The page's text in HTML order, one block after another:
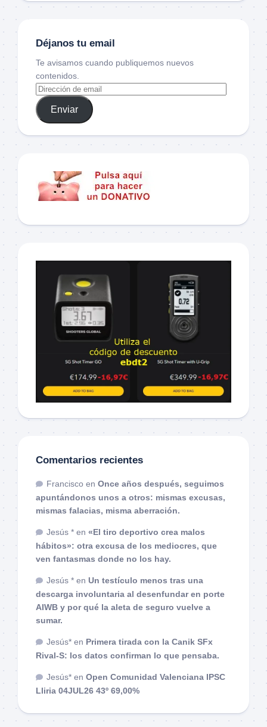
Déjanos tu email
Te avisamos cuando publiquemos nuevos
contenidos.
Enviar
Comentarios recientes
Francisco en Once años después, seguimos
apuntándonos unos a otros: mismas excusas,
mismas falacias, misma aberración.
Jesús * en «El tiro deportivo crea malos
hábitos»: otra excusa de los mediocres, que
ven fantasmas donde no los hay.
Jesús * en Un testículo menos tras una
descarga involuntaria al desenfundar en porte
AIWB y por qué la aleta de seguro vuelve a
sumar.
Jesús* en Primera tirada con la Canik SFx
Rival-S: los datos confirman lo que pensaba.
Jesús* en Open Comunidad Valenciana IPSC
Lliria 04JUL26 43º 69,00%